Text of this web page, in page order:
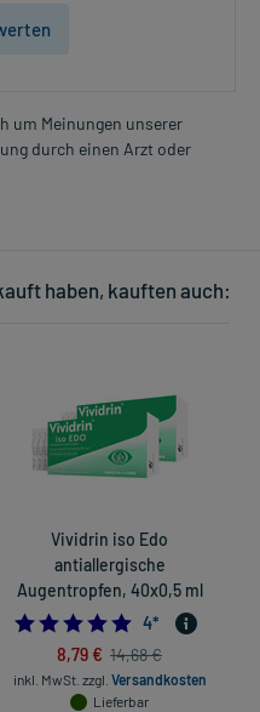
um Meinungen unserer
durch einen Arzt oder
haben, kauften auch:
Vividrin iso Edo
antiallergische
Augentropfen, 40x0,5 ml
5.0
4*
8,79 € 14,68 €
inkl. MwSt. zzgl. Versandkosten
Lieferbar